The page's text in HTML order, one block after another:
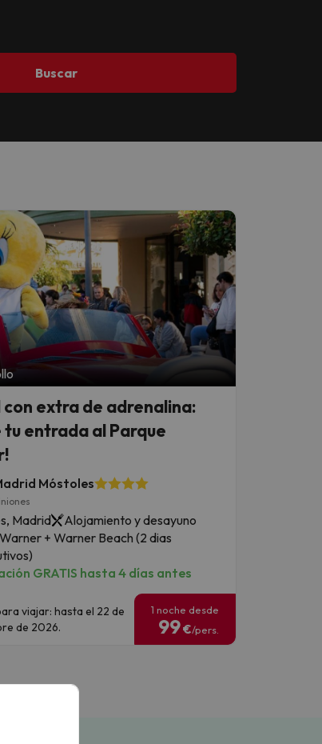
Buscar
extra de adrenalina:
tu entrada al Parque
Móstoles
Madrid
Alojamiento y desayuno
+ Warner Beach (2 dias
GRATIS hasta 4 días antes
viajar: hasta el 22 de
de 2026.
1 noche desde
99€/pers.